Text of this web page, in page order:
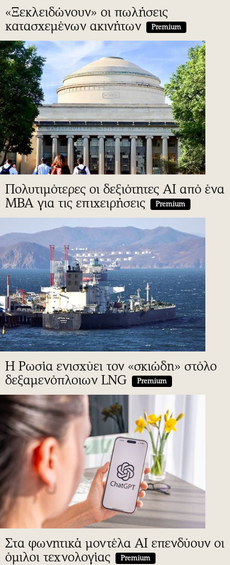
«Ξεκλειδώνουν» οι πωλήσεις
κατασχεμένων ακινήτων
Premium
Πολυτιμότερες οι δεξιότητες ΑΙ από ένα
MBA για τις επιχειρήσεις
Premium
H Ρωσία ενισχύει τον «σκιώδη» στόλο
δεξαμενόπλοιων LNG
Premium
Στα φωνητικά μοντέλα AI επενδύουν οι
όμιλοι τεχνολογίας
Premium